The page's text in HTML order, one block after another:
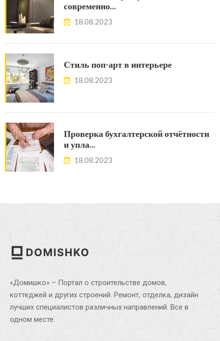
современно…
18.08.2023
Стиль поп-арт в интерьере
18.08.2023
Проверка бухгалтерской отчётности
и упла…
18.08.2023
«Домишко» – Портал о строительстве домов,
коттеджей и других строений. Ремонт, отделка, дизайн
лучших специалистов различных направлений. Все в
одном месте.